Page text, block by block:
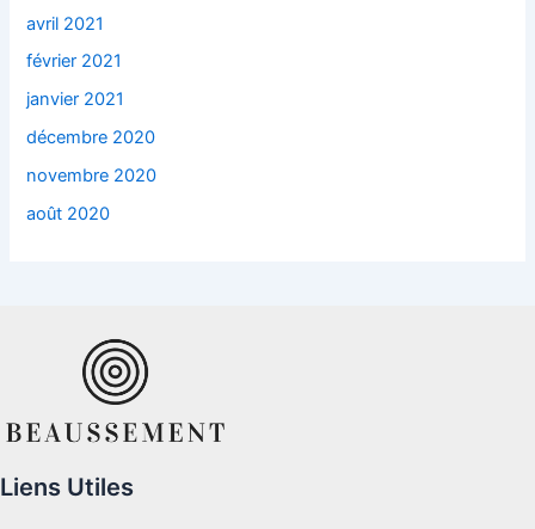
avril 2021
février 2021
janvier 2021
décembre 2020
novembre 2020
août 2020
Liens Utiles